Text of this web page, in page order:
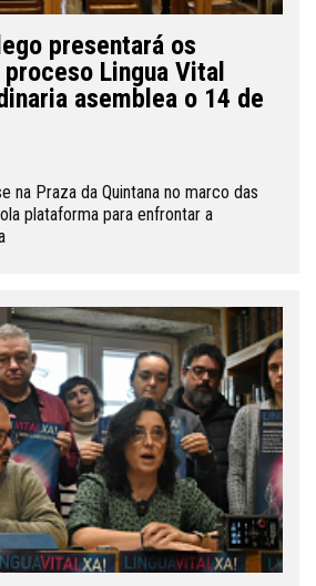
presentará os
Lingua Vital
asemblea o 14 de
na Praza da Quintana no marco das
plataforma para enfrontar a